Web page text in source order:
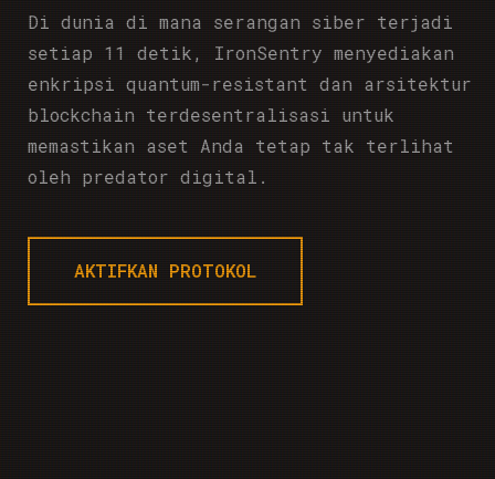
Di dunia di mana serangan siber terjadi
setiap 11 detik, IronSentry menyediakan
enkripsi quantum-resistant dan arsitektur
blockchain terdesentralisasi untuk
memastikan aset Anda tetap tak terlihat
oleh predator digital.
AKTIFKAN PROTOKOL